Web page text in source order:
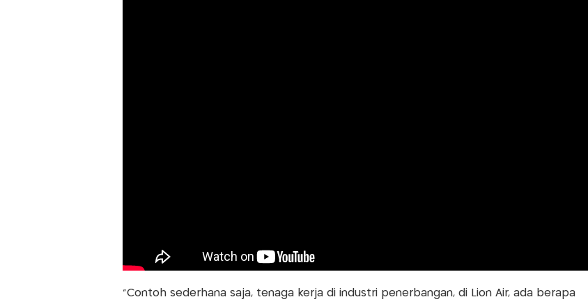
“Contoh sederhana saja, tenaga kerja di industri penerbangan, di Lion Air, ada berapa